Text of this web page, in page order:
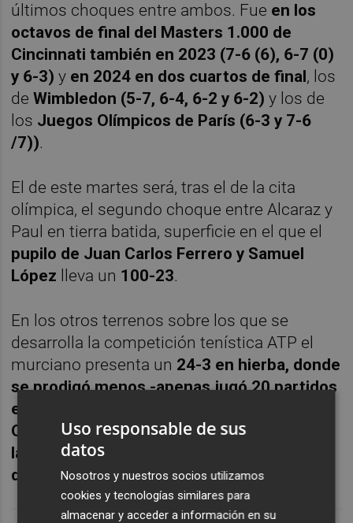
últimos choques entre ambos. Fue en los
octavos de final del Masters 1.000 de
Cincinnati también en 2023 (7-6 (6), 6-7 (0)
y 6-3)y en 2024 en dos cuartos de final, los
deWimbledon (5-7, 6-4, 6-2 y 6-2) y los de
los Juegos Olímpicos de París (6-3 y 7-6
/7)).
El de este martes será, tras el de la cita
olímpica, el segundo choque entre Alcaraz y
Paul en tierra batida, superficie en el que el
pupilo de Juan Carlos Ferrero y Samuel
López lleva un 100-23.
En los otros terrenos sobre los que se
desarrolla la competición tenística ATP el
murciano presenta un 24-3 en hierba, donde
se prodigó menos -apenas jugó 20 partidos
en Wimbledon y siete en el ATP 500 de
Queen's-y un119-39 en pista dura, que es
la que acoge la mayoría de los encuentros
del circuito profesional.
Uso responsable de sus
datos
Nosotros y nuestros socios utilizamos
cookies y tecnologías similares para
almacenar y acceder a información en su